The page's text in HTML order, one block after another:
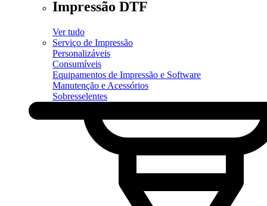
Impressão DTF
Ver tudo
Serviço de Impressão
Personalizáveis
Consumíveis
Equipamentos de Impressão e Software
Manutenção e Acessórios
Sobresselentes